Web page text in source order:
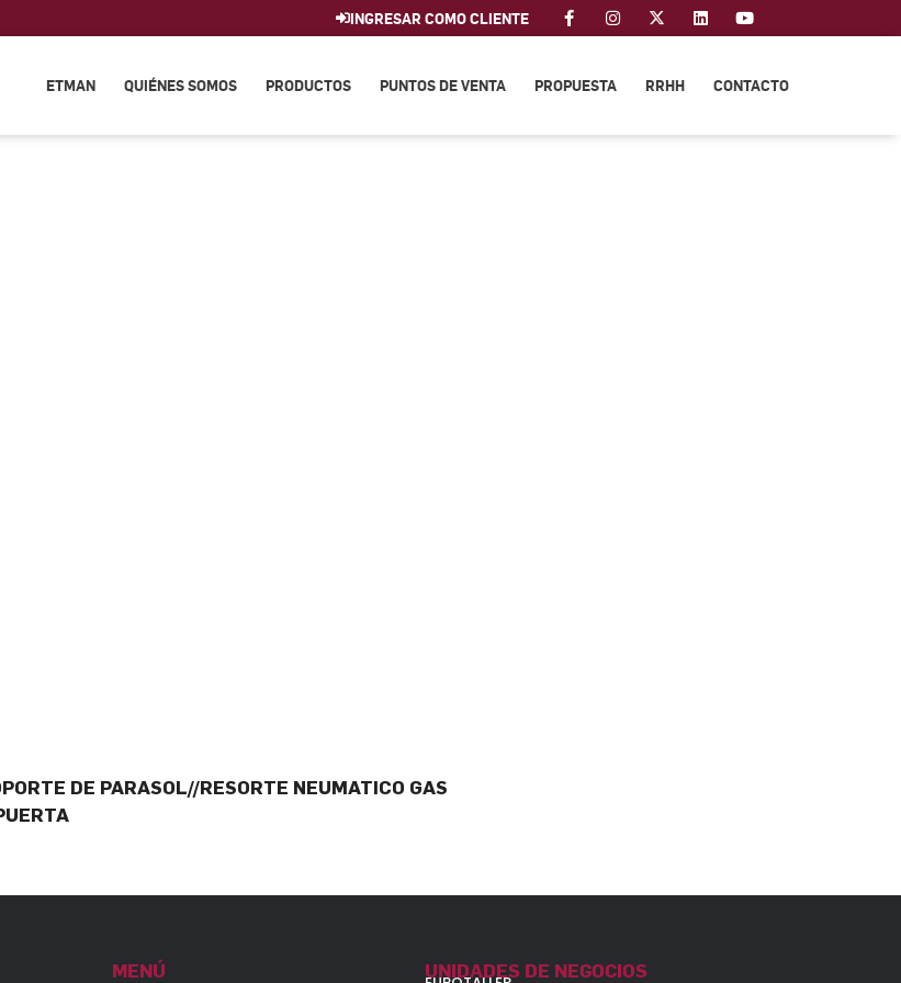
INGRESAR COMO CLIENTE
ETMAN QUIÉNES SOMOS PRODUCTOS PUNTOS DE VENTA PROPUESTA RRHH CONTACTO
DE PARASOL//RESORTE NEUMATICO GAS
MENÚ UNIDADES DE NEGOCIOS